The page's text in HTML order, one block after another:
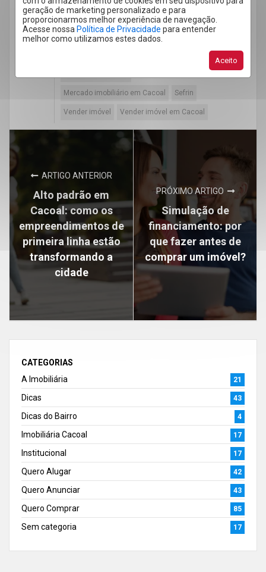
geração de marketing personalizado e para
proporcionarmos melhor experiência de navegação.
Acesse nossa Política de Privacidade para entender
melhor como utilizamos estes dados.
Aceito
anunciar imóvel Anunciar imóvel em Cacoal
Documentos Documentos de Imóvel
Mercado imobiliário em Cacoal Sefrin
Vender imóvel Vender imóvel em Cacoal
ARTIGO ANTERIOR
Alto padrão em
Cacoal: como os
empreendimentos de
primeira linha estão
transformando a
cidade
PRÓXIMO ARTIGO
Simulação de
financiamento: por
que fazer antes de
comprar um imóvel?
CATEGORIAS
A Imobiliária
21
Dicas 43
Dicas do Bairro 4
Imobiliária Cacoal 17
Institucional 17
Quero Alugar 42
Quero Anunciar 43
Quero Comprar 85
Sem categoria 17